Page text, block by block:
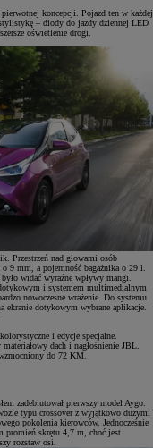
koncepcji. Pojazd ten w każdej
stylistykę – diody do jazdy dziennej LED
oświetlenie drogi.
Przestrzeń nad głowami osób
9 mm, a pojemność bagażnika o 29 l.
widać wyraźne wpływy mangi.
i systemem multimedialnym
nowoczesne wrażenie. Do systemu
ekranie dotykowym wybrane aplikacje.
i edycje specjalne.
dach i nagłośnienie JBL.
do 72 KM.
zadebiutował pierwszy model Aygo.
typu crossover z wyjątkowo dużymi
pokolenia kierowców. Jednocześnie
promień skrętu 4,7 m, choć jest
rozstaw osi.